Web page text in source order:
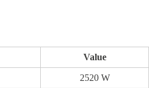
Value
2520 W